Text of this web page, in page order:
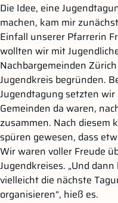
Die Idee, eine
machen, kam mir
Einfall unserer Pfarrerin
wollten wir mit
Nachbargemeinden
Jugendkreis begründen.
Jugendtagung setzten
Gemeinden da waren,
zusammen. Nach diesem
spüren gewesen, dass
Wir waren voller Freude
Jugendkreises. „Und
vielleicht die nächste
organisieren“, hieß es.